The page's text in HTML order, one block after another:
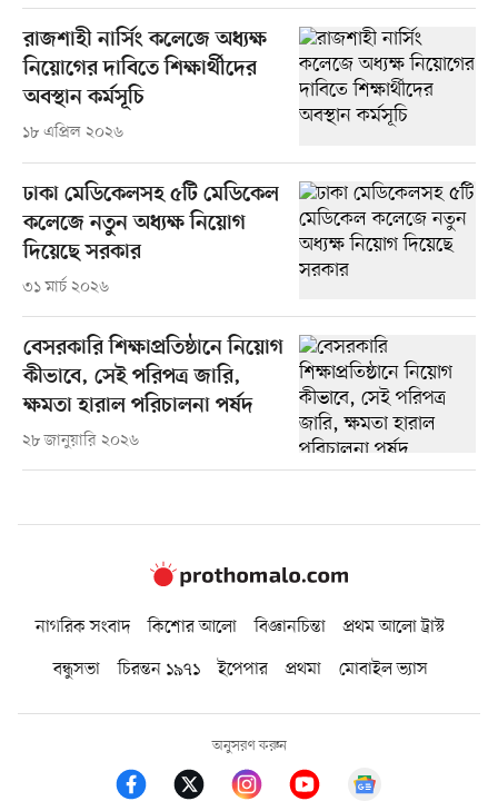
রাজশাহী নার্সিং কলেজে অধ্যক্ষ
নিয়োগের দাবিতে শিক্ষার্থীদের
অবস্থান কর্মসূচি
১৮ এপ্রিল ২০২৬
ঢাকা মেডিকেলসহ ৫টি মেডিকেল
কলেজে নতুন অধ্যক্ষ নিয়োগ
দিয়েছে সরকার
৩১ মার্চ ২০২৬
বেসরকারি শিক্ষাপ্রতিষ্ঠানে নিয়োগ
কীভাবে, সেই পরিপত্র জারি,
ক্ষমতা হারাল পরিচালনা পর্ষদ
২৮ জানুয়ারি ২০২৬
নাগরিক সংবাদ কিশোর আলো বিজ্ঞানচিন্তা
প্রথম আলো ট্রাস্ট
বন্ধুসভা
চিরন্তন ১৯৭১ ইপেপার প্রথমা মোবাইল ভ্যাস
অনুসরণ করুন